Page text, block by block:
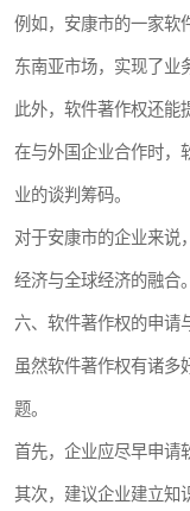
例如，安康市的一家软
东南亚市场，实现了业
此外，软件著作权还能
在与外国企业合作时，
业的谈判筹码。
对于安康市的企业来说
经济与全球经济的融合。
六、软件著作权的申请
虽然软件著作权有诸多
题。
首先，企业应尽早申请
其次，建议企业建立知